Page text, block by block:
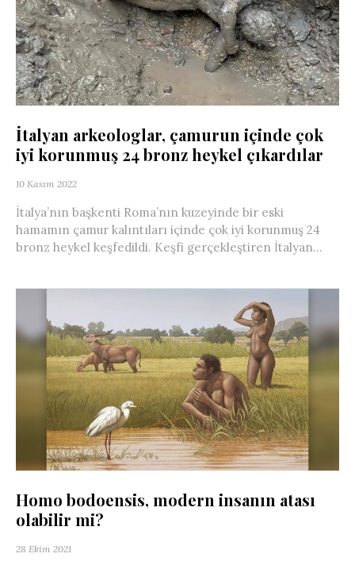
İtalyan arkeologlar, çamurun içinde çok
iyi korunmuş 24 bronz heykel çıkardılar
10 Kasım 2022
İtalya’nın başkenti Roma’nın kuzeyinde bir eski
hamamın çamur kalıntıları içinde çok iyi korunmuş 24
bronz heykel keşfedildi. Keşfi gerçekleştiren İtalyan...
Homo bodoensis, modern insanın atası
olabilir mi?
28 Ekim 2021